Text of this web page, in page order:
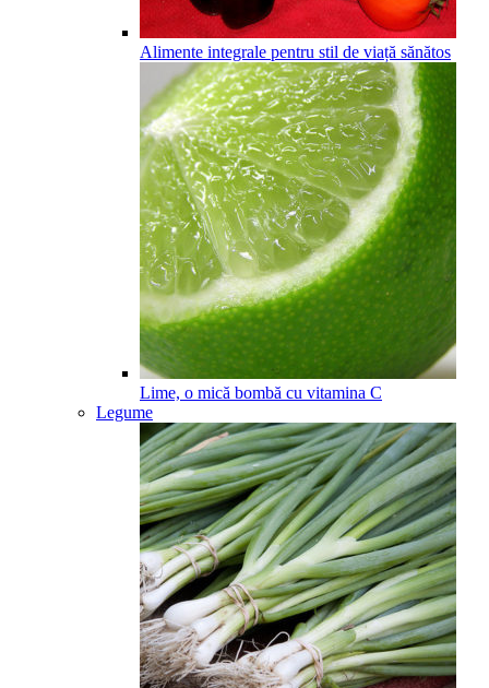
Alimente integrale pentru stil de viață sănătos
Lime, o mică bombă cu vitamina C
Legume